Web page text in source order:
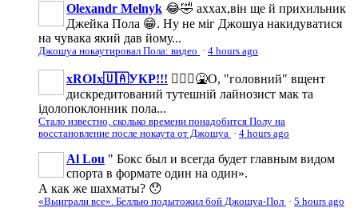
Olexandr Melnyk 😂🤣 аххах,він ще й прихильник
Джейка Пола 😁. Ну не міг Джошуа накидуватися
на чувака який дав йому...
Джошуа нокаутировал Пола: видео · 4 hours ago
xROIx🇺🇦УКР!!! 🤦🏻‍♂️🤮О, "головний" вщент
дискредитований тутешній лайнозист мак та
ідолопоклонник пола...
Стало известно, сколько времени понадобится Полу на
восстановление после нокаута от Джошуа · 4 hours ago
Al Lou " Бокс был и всегда будет главным видом
спорта в формате один на один».
А как же шахматы? 😯
«Выиграли все». Беллью подытожил бой Джошуа-Пол · 5 hours ago